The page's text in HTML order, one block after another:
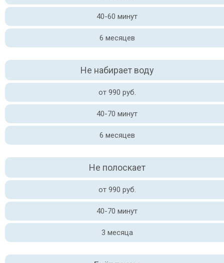
40-60 минут
6 месяцев
Не набирает воду
от 990 руб.
40-70 минут
6 месяцев
Не полоскает
от 990 руб.
40-70 минут
3 месяца